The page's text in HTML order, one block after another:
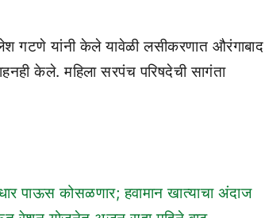
गटणे यांनी केले यावेळी लसीकरणात औरंगाबाद
केले. महिला सरपंच परिषदेची सागंता
पाऊस कोसळणार; हवामान खात्याचा अंदाज